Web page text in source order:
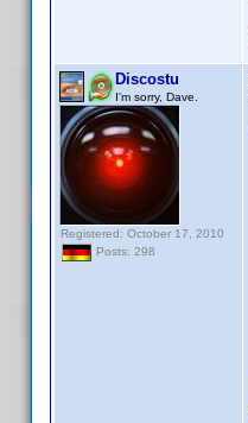
Discostu
I'm sorry, Dave.
Registered: October 17, 2010
Posts: 298